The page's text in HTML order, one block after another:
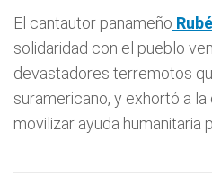
El cantautor panameño
solidaridad con el pueblo
devastadores terremotos
suramericano, y exhortó a
movilizar ayuda humanitaria